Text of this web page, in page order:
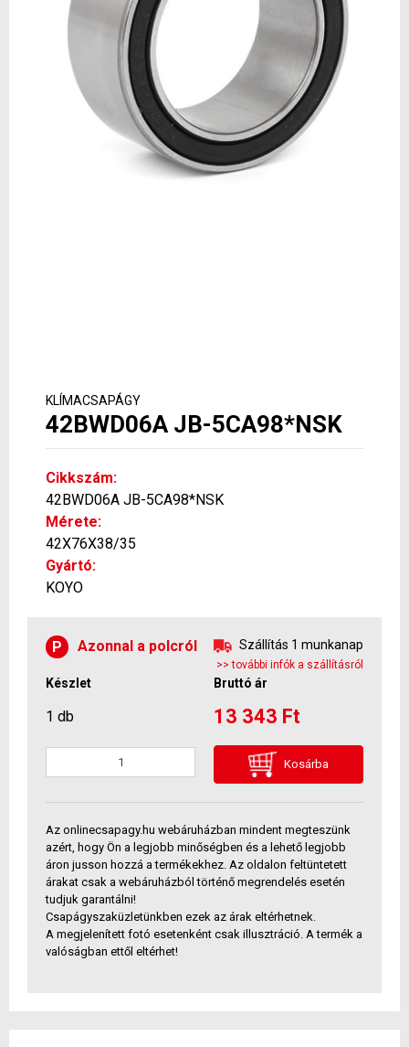
KLÍMACSAPÁGY
42BWD06A JB-5CA98*NSK
Cikkszám:
42BWD06A JB-5CA98*NSK
Mérete:
42X76X38/35
Gyártó:
KOYO
P Azonnal a polcról Szállítás 1 munkanap
>> további infók a szállításról
Készlet Bruttó ár
1 db 13 343 Ft
Kosárba
Az onlinecsapagy.hu webáruházban mindent megteszünk
azért, hogy Ön a legjobb minőségben és a lehető legjobb
áron jusson hozzá a termékekhez. Az oldalon feltüntetett
árakat csak a webáruházból történő megrendelés esetén
tudjuk garantálni!
Csapágyszaküzletünkben ezek az árak eltérhetnek.
A megjelenített fotó esetenként csak illusztráció. A termék a
valóságban ettől eltérhet!